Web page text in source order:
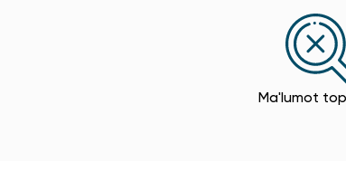
Ma'lumot